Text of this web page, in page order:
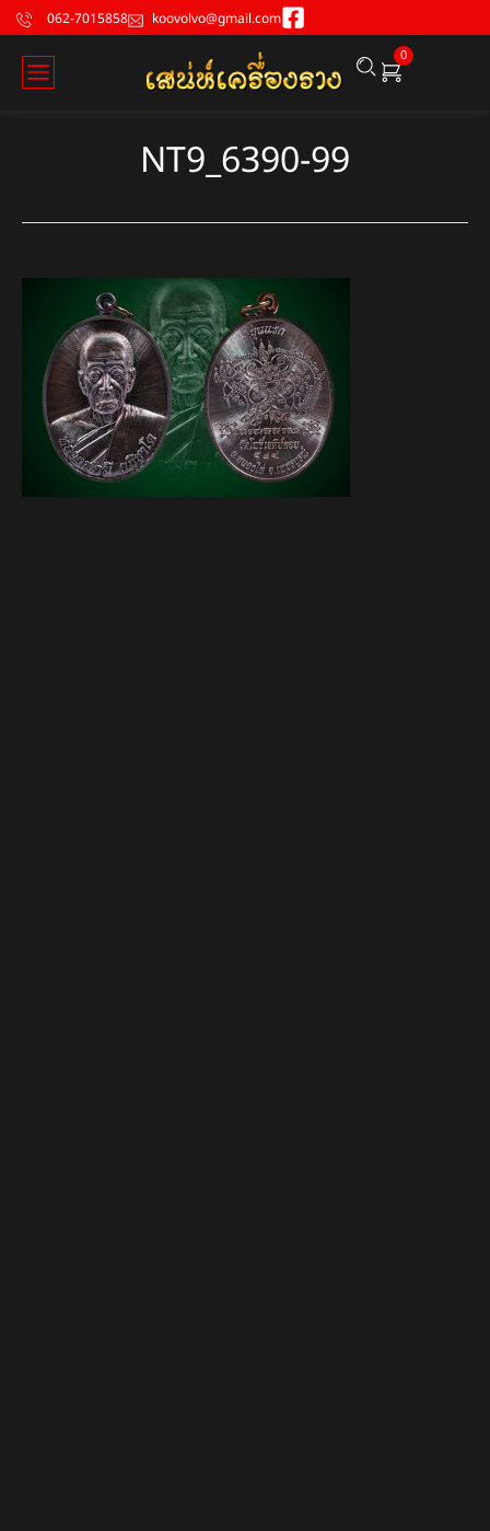
062-7015858 koovolvo@gmail.com
0
NT9_6390-99